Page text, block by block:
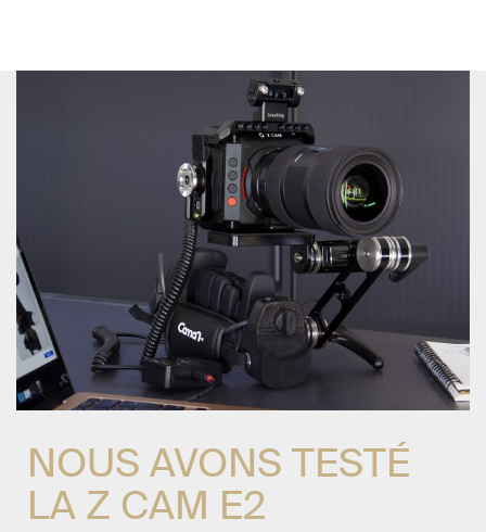
NOUS AVONS TESTÉ
LA Z CAM E2